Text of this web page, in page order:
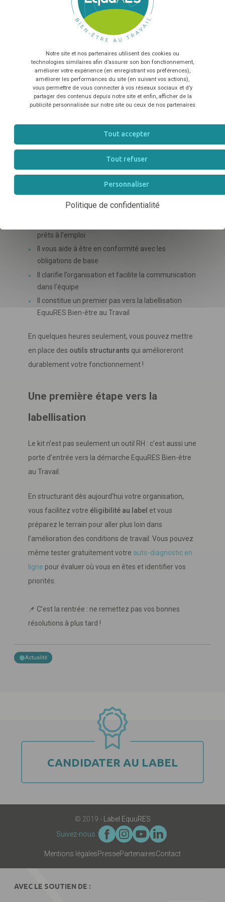
J'ACHÈTE LE KIT MAINTENANT !
Pourquoi ce kit peut changer votre
quotidien ?
Dans la filière équine, beaucoup de structures
fonctionnent avec de petites équipes et peu de
sont parfois difficiles à suivre, et
les outils manquent pour structurer efficacement le
Le Kit “Les Essentiels” EquuRES Bien-être au Travail
prêts à l’emploi
Il vous aide à être en conformité avec les
obligations de base
Il clarifie l’organisation et facilite la communication
dans l’équipe
Il constitue un premier pas vers la labellisation
EquuRES Bien-être au Travail
En quelques heures seulement, vous pouvez mettre
en place des outils structurants qui amélioreront
durablement votre fonctionnement !
Une première étape vers la
labellisation
Le kit n’est pas seulement un outil RH : c’est aussi une
porte d’entrée vers la démarche EquuRES Bien-être
au Travail.
En structurant dès aujourd’hui votre organisation,
vous facilitez votre éligibilité au label et vous
préparez le terrain pour aller plus loin dans
l’amélioration des conditions de travail. Vous pouvez
même tester gratuitement votre auto-diagnostic en
ligne pour évaluer où vous en êtes et identifier vos
priorités.
📌 C’est la rentrée : ne remettez pas vos bonnes
résolutions à plus tard !
Actualité
CANDIDATER AU LABEL
© 2019 -
Label EquuRES
Suivez-nous :
Mentions légalesPressePartenairesContact
AVEC LE SOUTIEN DE :
En envoyant le formulaire, vous acceptez que les
informations saisies soient exploitées dans le cadre de la
relation commerciale qui peut en découler
TÉLÉCHARGER
Notre site et nos partenaires utilisent des cookies ou
technologies similaires afin d’assurer son bon fonctionnement,
améliorer votre expérience (en enregistrant vos préférences),
améliorer les performances du site (en suivant vos actions),
vous permettre de vous connecter à vos réseaux sociaux et d’y
partager des contenus depuis notre site et enfin, afficher de la
publicité personnalisée sur notre site ou ceux de nos partenaires
Tout accepter
Tout refuser
Personnaliser
Politique de confidentialité